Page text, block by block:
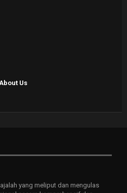
Us
yang meliput dan mengulas